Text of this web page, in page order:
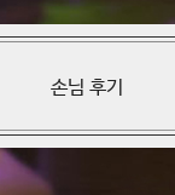
손님 후기